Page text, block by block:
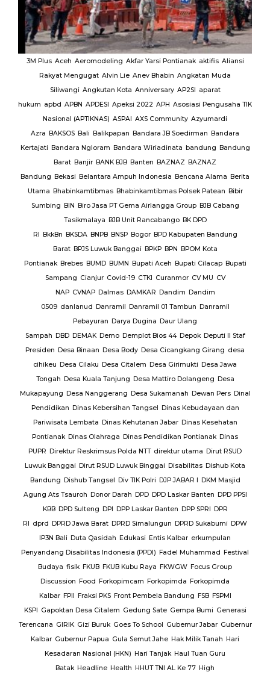
3M Plus Aceh Aeromodeling Akfar Yarsi Pontianak aktifis Aliansi
Rakyat Mengugat Alvin Lie Anev Bhabin Angkatan Muda
Siliwangi Angkutan Kota Anniversary AP2SI aparat
hukum apbd APBN APDESI Apeksi 2022 APH Asosiasi Pengusaha TIK
Nasional (APTIKNAS) ASPAI AXS Community Azyumardi
Azra BAKSOS Bali Balikpapan Bandara JB Soedirman Bandara
Kertajati Bandara Ngloram Bandara Wiriadinata bandung Bandung
Barat Banjir BANK BJB Banten BAZNAZ BAZNAZ
Bandung Bekasi Belantara Ampuh Indonesia Bencana Alama Berita
Utama Bhabinkamtibmas Bhabinkamtibmas Polsek Patean Bibir
Sumbing BIN Biro Jasa PT Gema Airlangga Group BJB Cabang
Tasikmalaya BJB Unit Rancabango BK DPD
RI BkkBn BKSDA BNPB BNSP Bogor BPD Kabupaten Bandung
Barat BPJS Luwuk Banggai BPKP BPN BPOM Kota
Pontianak Brebes BUMD BUMN Bupati Aceh Bupati Cilacap Bupati
Sampang Cianjur Covid-19 CTKI Curanmor CV MU CV
NAP CVNAP Dalmas DAMKAR Dandim Dandim
0509 danlanud Danramil Danramil 01 Tambun Danramil
Pebayuran Darya Dugina Daur Ulang
Sampah DBD DEMAK Demo Demplot Bios 44 Depok Deputi II Staf
Presiden Desa Binaan Desa Body Desa Cicangkang Girang desa
cihikeu Desa Cilaku Desa Citalem Desa Girimukti Desa Jawa
Tongah Desa Kuala Tanjung Desa Mattiro Dolangeng Desa
Mukapayung Desa Nanggerang Desa Sukamanah Dewan Pers Dinal
Pendidikan Dinas Kebersihan Tangsel Dinas Kebudayaan dan
Pariwisata Lembata Dinas Kehutanan Jabar Dinas Kesehatan
Pontianak Dinas Olahraga Dinas Pendidikan Pontianak Dinas
PUPR Direktur Reskrimsus Polda NTT direktur utama Dirut RSUD
Luwuk Banggai Dirut RSUD Luwuk Binggai Disabilitas Dishub Kota
Bandung Dishub Tangsel Div TIK Polri DJP JABAR I DKM Masjid
Agung Ats Tsauroh Donor Darah DPD DPD Laskar Banten DPD PPSI
KBB DPD Sulteng DPI DPP Laskar Banten DPP SPRI DPR
RI dprd DPRD Jawa Barat DPRD Simalungun DPRD Sukabumi DPW
IP3N Bali Duta Qasidah Edukasi Entis Kalbar erkumpulan
Penyandang Disabilitas Indonesia (PPDI) Fadel Muhammad Festival
Budaya fisik FKUB FKUB Kubu Raya FKWGW Focus Group
Discussion Food Forkopimcam Forkopimda Forkopimda
Kalbar FPII Fraksi PKS Front Pembela Bandung FSB FSPMI
KSPI Gapoktan Desa Citalem Gedung Sate Gempa Bumi Generasi
Terencana GIRIK Gizi Buruk Goes To School Gubernur Jabar Gubernur
Kalbar Gubernur Papua Gula Semut Jahe Hak Milik Tanah Hari
Kesadaran Nasional (HKN) Hari Tanjak Haul Tuan Guru
Batak Headline Health HHUT TNI AL Ke 77 High